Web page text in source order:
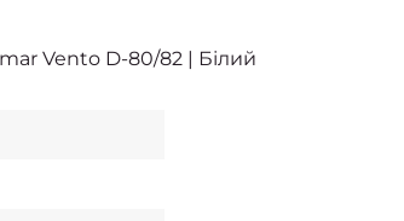
Vento D-80/82 | Білий